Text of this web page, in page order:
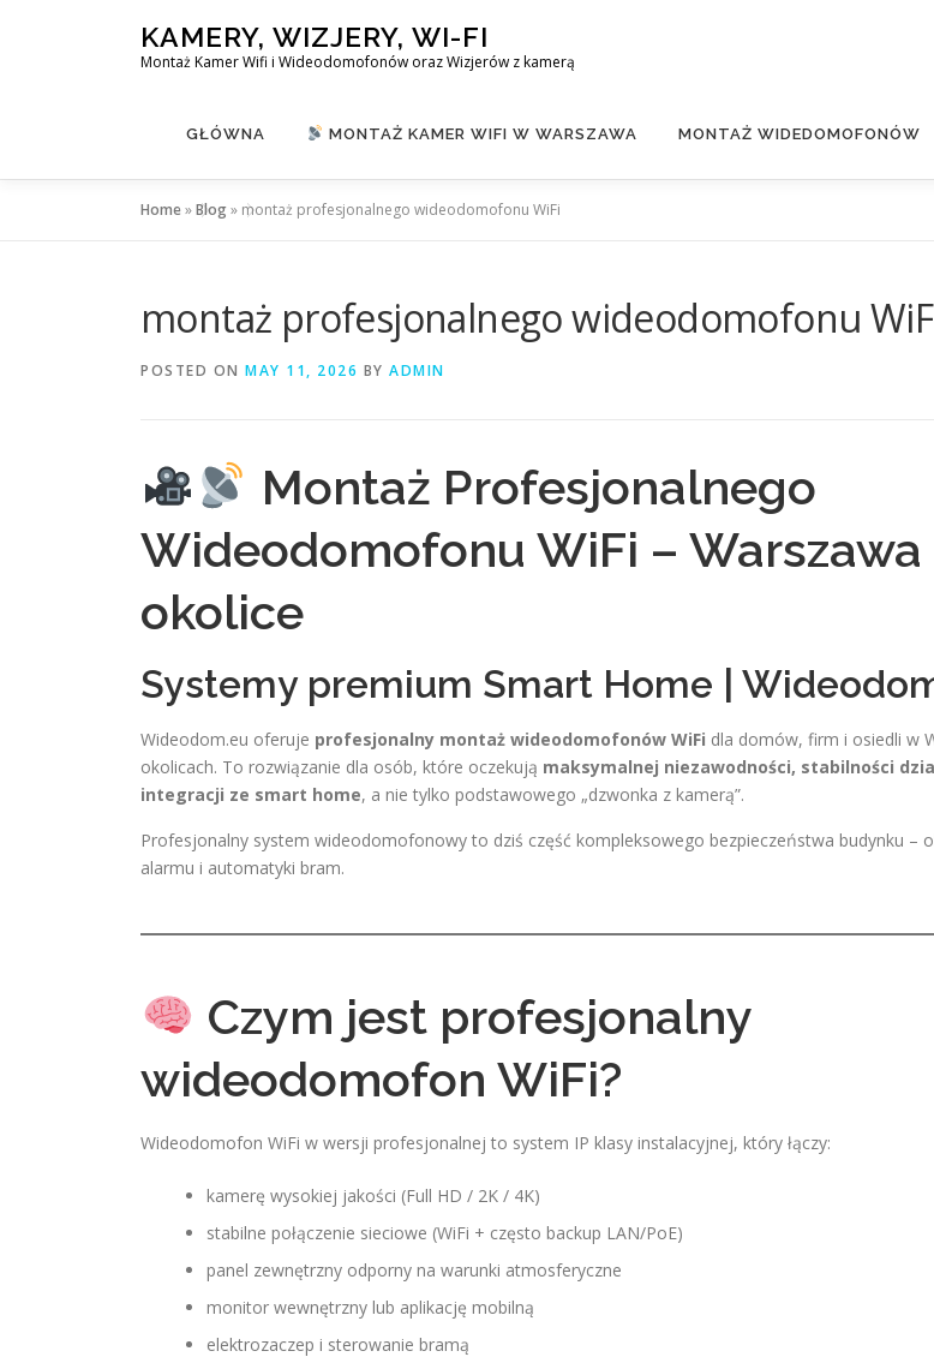
KAMERY, WIZJERY, WI-FI
Montaż Kamer Wifi i Wideodomofonów oraz Wizjerów z kamerą
GŁÓWNA MONTAŻ KAMER WIFI W WARSZAWA MONTAŻ WIDEDOMOFONÓW
Home»Blog» montaż profesjonalnego wideodomofonu WiFi
montaż profesjonalnego wideodomofonu
POSTED ON MAY 11, 2026 BY ADMIN
Montaż Profesjonalnego
Wideodomofonu WiFi – Warszawa
okolice
Systemy premium Smart Home |
Wideodom.eu oferuje profesjonalny montaż wideodomofonów WiFi dla domów, firm i osiedli w
okolicach. To rozwiązanie dla osób, które oczekują maksymalnej niezawodności, stabilności
integracji ze smart home, a nie tylko podstawowego „dzwonka z kamerą”.
Profesjonalny system wideodomofonowy to dziś część kompleksowego bezpieczeństwa budynku –
alarmu i automatyki bram.
Czym jest profesjonalny
wideodomofon WiFi?
Wideodomofon WiFi w wersji profesjonalnej to system IP klasy instalacyjnej, który łączy:
kamerę wysokiej jakości (Full HD / 2K / 4K)
stabilne połączenie sieciowe (WiFi + często backup LAN/PoE)
panel zewnętrzny odporny na warunki atmosferyczne
monitor wewnętrzny lub aplikację mobilną
elektrozaczep i sterowanie bramą